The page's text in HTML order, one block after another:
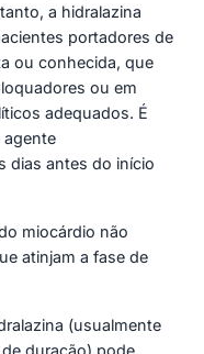
a hidralazina
portadores de
ou conhecida, que
ou em
adequados. É
agente
dias antes do início
miocárdio não
atinjam a fase de
(usualmente
duração) pode